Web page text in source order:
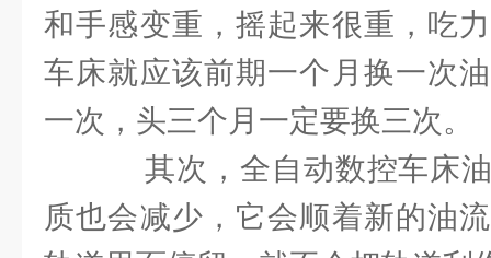
和手感变重，摇起来很重，吃
车床就应该前期一个月换一次
一次，头三个月一定要换三次。
其次，全自动数控车床
质也会减少，它会顺着新的油